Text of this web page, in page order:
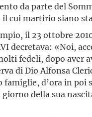
da parte del
cui martirio siano
il 23 ottobre
decretava: «Noi,
fedeli, dopo aver
di Dio Alfonsa
d’ora in
della sua